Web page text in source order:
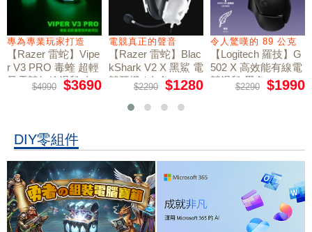
專為專業玩家打造
【Razer 雷蛇】Vipe
r V3 PRO 毒蝰 超輕
量電競無線滑鼠 白
$4990 $3690
電競真正的聲音
【Razer 雷蛇】Blac
kShark V2 X 黑鯊 電
競耳機 / 白色
$2290 $1280
令人驚嘆的 89 公克
【Logitech 羅技】G
502 X 高效能有線電
競滑鼠 黑色
$2290 $1990
DIY零組件